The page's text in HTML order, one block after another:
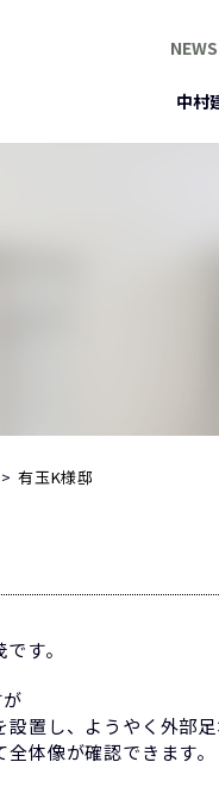
中村
有玉K様邸
す。
置し、ようやく外部
体像が確認できます。